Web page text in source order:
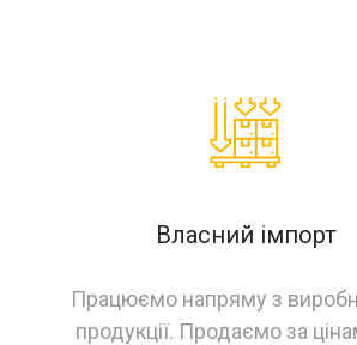
Власний імпорт
Працюємо напряму з
продукції. Продаємо за